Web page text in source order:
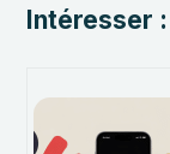
Intéresser :